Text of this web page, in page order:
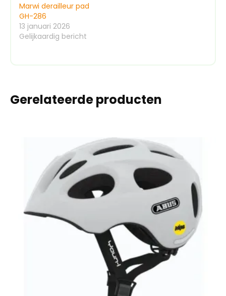
Marwi derailleur pad
GH-286
13 januari 2026
Gelijkaardig bericht
Gerelateerde producten